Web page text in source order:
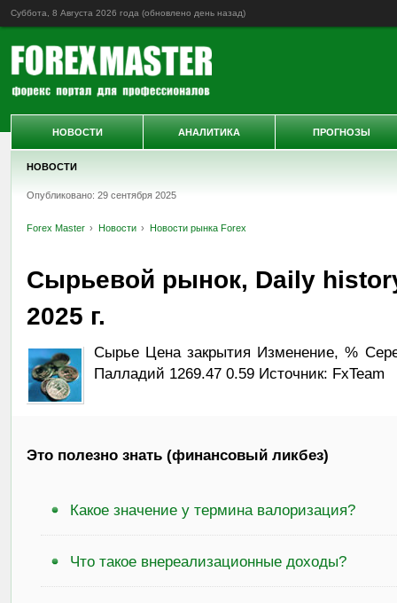
Суббота, 8 Августа 2026 года (обновлено день назад)
НОВОСТИ
Опубликовано: 29 сентября 2025
Forex Master Новости Новости рынка Forex
Сырьевой рынок, Daily
2025 г.
Сырье Цена закрытия Изменение, %
Палладий 1269.47 0.59 Источник: FxTeam
Это полезно знать (финансовый ликбез)
Какое значение у термина валоризация?
Что такое внереализационные доходы?
НОВОСТИ АНАЛИТИКА ПРОГНОЗЫ